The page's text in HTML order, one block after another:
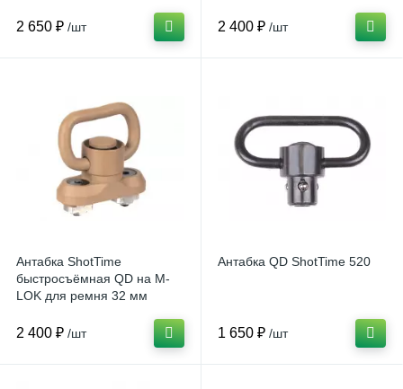
2 650 ₽ /шт 2 400 ₽ /шт
Антабка ShotTime
быстросъёмная QD на M-
LOK для ремня 32 мм
2 400 ₽ /шт
Антабка QD ShotTime 520
1 650 ₽ /шт